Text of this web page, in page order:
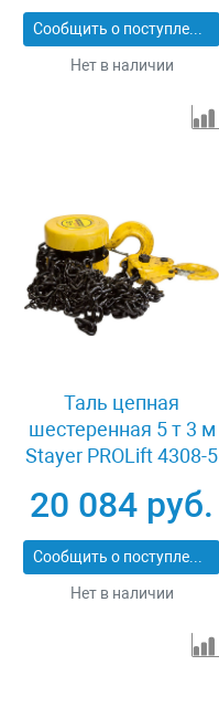
Сообщить о поступлении
Нет в наличии
Таль цепная
шестеренная 5 т 3 м
Stayer PROLift 4308-5
20 084 руб.
Сообщить о поступлении
Нет в наличии